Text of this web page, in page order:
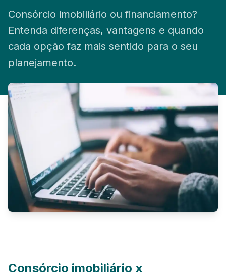
Solicitar Cotação
Consórcio imobiliário ou financiamento?
Entenda diferenças, vantagens e quando
cada opção faz mais sentido para o seu
planejamento.
Consórcio imobiliário x